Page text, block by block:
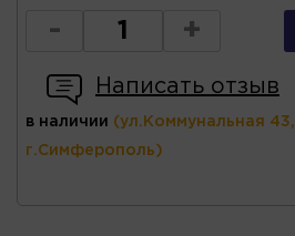
- +
Написать отзыв
в наличии (ул.Коммунальная 43,
г.Симферополь)